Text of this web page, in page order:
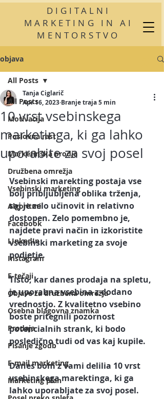
DIGITALNI
MARKETING IN AI
MENTORSTVO
objava
All Posts
Motivacija
Poslovna rast
Marketinška orodja
Družbena omrežja
Vsebinski marketing
Algoritmi
Facebook
LInkedIn
Instagram
E-tečaji
Objave za družbena omrežja
Osebna blagovna znamka
Prodaja
Pisanje zgodb
E-mail marketing
Marketing plan
All Posts
10 vrst vsebinskega
marketinga, ki ga lahko
uporabite za svoj posel
Tanja Ciglarič
Apr 16, 2023 Branje traja 5 min
Vsebinski marekting postaja vse
bolj pribljubljena oblika trženja,
saj je zelo učinovit in relativno
dostopen. Zelo pomembno je,
najdete pravi način in izkoristite
vsebinski marketing za svoje
podjetje.
Tisto, kar danes prodaja na spletu,
je uporabna vsebina z dodano
vrednostjo. Z kvalitetno vsebino
boste pritegnili pozornost
potencialnih strank, ki bodo
posledično tudi od vas kaj kupile.
Danes bom z vami delilia 10 vrst
vsebinskega marektinga, ki ga
lahko uporabljate za svoj posel.